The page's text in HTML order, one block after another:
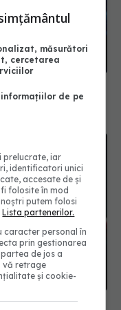
Reduce nivelul
și după
măsurători
cercetarea
de pe
prelucrate, iar
identificatori unici
accesate de și
folosite în mod
putem folosi
Lista partenerilor.
caracter personal în
prin gestionarea
de jos a
vă retrage
și cookie-